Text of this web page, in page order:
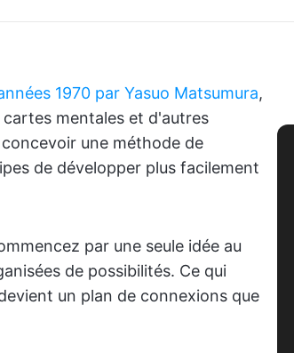
1970 par Yasuo Matsumura,
mentales et d'autres
une méthode de
de développer plus facilement
par une seule idée au
de possibilités. Ce qui
un plan de connexions que